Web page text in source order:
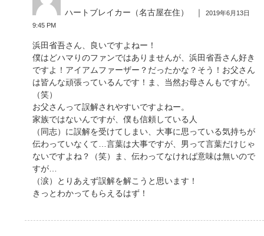
ハートブレイカー（名古屋在住） ｜
2019年6月13日
9:45 PM
浜田省吾さん、良いですよねー！
僕はどハマりのファンではありませんが、浜田省吾さん好き
ですよ！アイアムファーザー？だったかな？そう！お父さん
は皆んな頑張っているんです！ま、当然お母さんもですが。
（笑）
お父さんって誤解されやすいですよねー。
家族ではないんですが、僕も信頼している人
（同志）に誤解を受けてしまい、大事に思っている気持ちが
伝わっていなくて…言葉は大事ですが、男って言葉だけじゃ
ないですよね？（笑）ま、伝わってなければ意味は無いので
すが…
（涙）とりあえず誤解を解こうと思います！
きっとわかってもらえるはず！